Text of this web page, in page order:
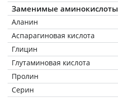
Заменимые аминокислоты
Аланин
Аспарагиновая кислота
Глицин
Глутаминовая кислота
Пролин
Серин